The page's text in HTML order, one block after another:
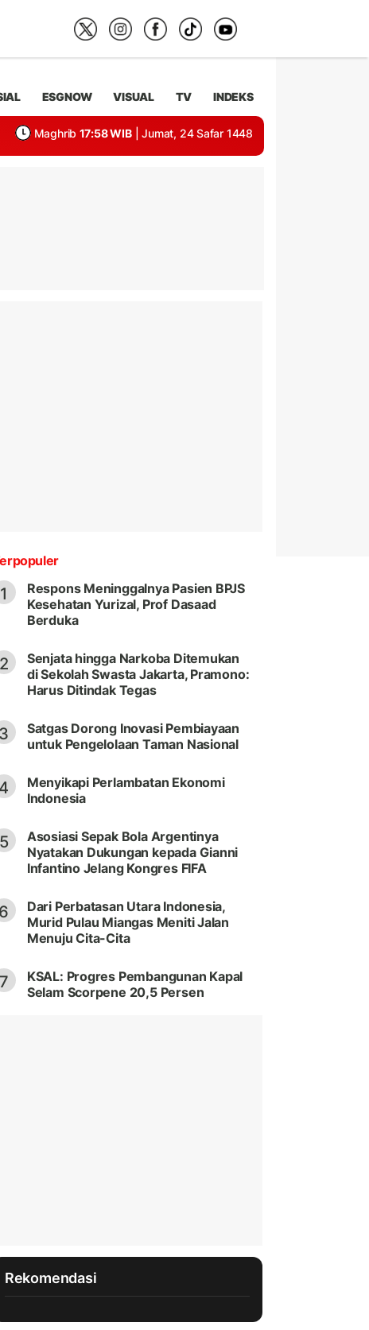
ESGNOW VISUAL TV INDEKS
Maghrib 17:58 WIB | Jumat, 24 Safar 1448
1
Respons Meninggalnya Pasien BPJS
Kesehatan Yurizal, Prof Dasaad
Berduka
2
Senjata hingga Narkoba Ditemukan
di Sekolah Swasta Jakarta, Pramono:
Harus Ditindak Tegas
3
Satgas Dorong Inovasi Pembiayaan
untuk Pengelolaan Taman Nasional
4
Menyikapi Perlambatan Ekonomi
Indonesia
5
Asosiasi Sepak Bola Argentinya
Nyatakan Dukungan kepada Gianni
Infantino Jelang Kongres FIFA
6
Dari Perbatasan Utara Indonesia,
Murid Pulau Miangas Meniti Jalan
Menuju Cita-Cita
7
KSAL: Progres Pembangunan Kapal
Selam Scorpene 20,5 Persen
Rekomendasi